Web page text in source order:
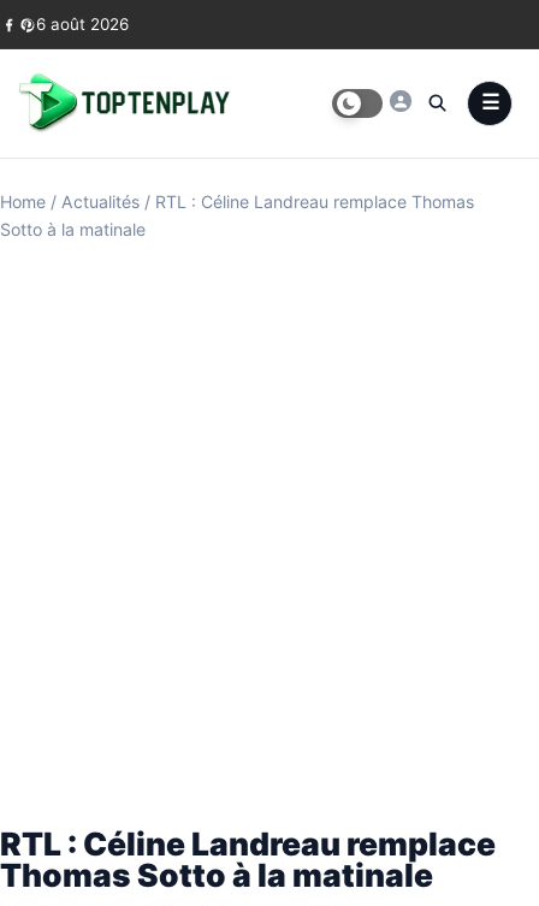
Skip to content
6 août 2026
Home / Actualités / RTL : Céline Landreau remplace Thomas
Sotto à la matinale
RTL : Céline Landreau remplace
Thomas Sotto à la matinale